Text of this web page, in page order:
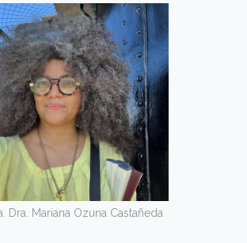
Dra. Mariana Ozuna Castañeda